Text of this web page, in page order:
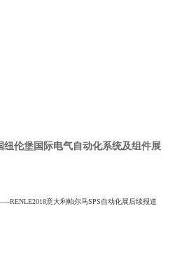
纽伦堡国际电气自动化系统及组件展